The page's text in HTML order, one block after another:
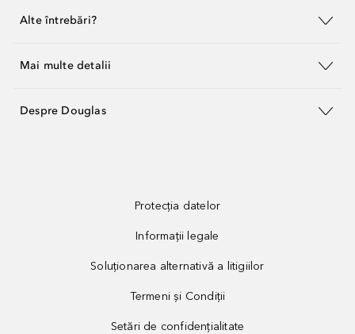
Alte întrebări?
Mai multe detalii
Despre Douglas
Protecția datelor
Informații legale
Soluționarea alternativă a litigiilor
Termeni și Condiții
Setări de confidențialitate